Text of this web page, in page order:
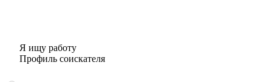
Я ищу работу
Профиль соискателя